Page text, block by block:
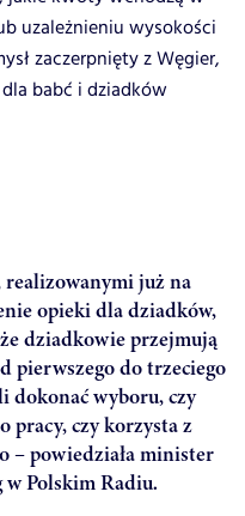
uzależnieniu wysokości
zaczerpnięty z Węgier,
babć i dziadków
już na
opieki dla dziadków,
dziadkowie przejmują
pierwszego do trzeciego
dokonać wyboru, czy
pracy, czy korzysta z
– powiedziała minister
Polskim Radiu.